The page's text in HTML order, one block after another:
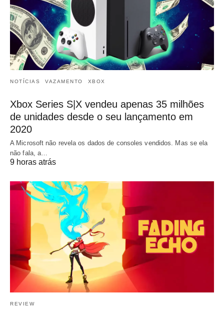
NOTÍCIAS VAZAMENTO XBOX
Xbox Series S|X vendeu apenas 35 milhões
de unidades desde o seu lançamento em
2020
A Microsoft não revela os dados de consoles vendidos. Mas se ela
não fala, a…
9 horas atrás
REVIEW